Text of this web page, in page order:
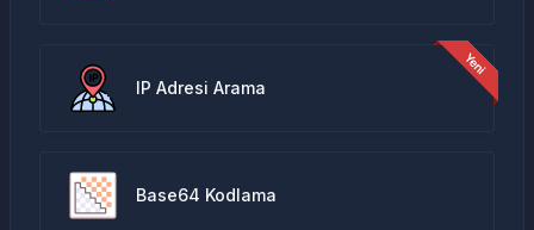
IP Adresi Arama
Base64 Kodlama